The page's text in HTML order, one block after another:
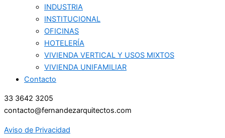
INDUSTRIA
INSTITUCIONAL
OFICINAS
HOTELERÍA
VIVIENDA VERTICAL Y USOS MIXTOS
VIVIENDA UNIFAMILIAR
Contacto
33 3642 3205
contacto@fernandezarquitectos.com
Aviso de Privacidad